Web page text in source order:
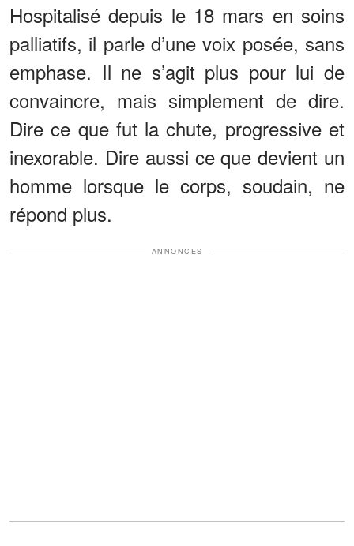
Hospitalisé depuis le 18 mars en soins
palliatifs, il parle d’une voix posée, sans
emphase. Il ne s’agit plus pour lui de
convaincre, mais simplement de dire.
Dire ce que fut la chute, progressive et
inexorable. Dire aussi ce que devient un
homme lorsque le corps, soudain, ne
répond plus.
ANNONCES